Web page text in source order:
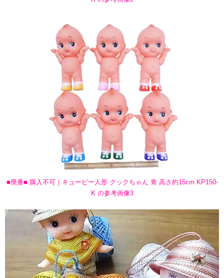
■廃番■ 購入不可｜キューピー人形 クックちゃん 青 高さ約15cm KP150-
K の参考画像3